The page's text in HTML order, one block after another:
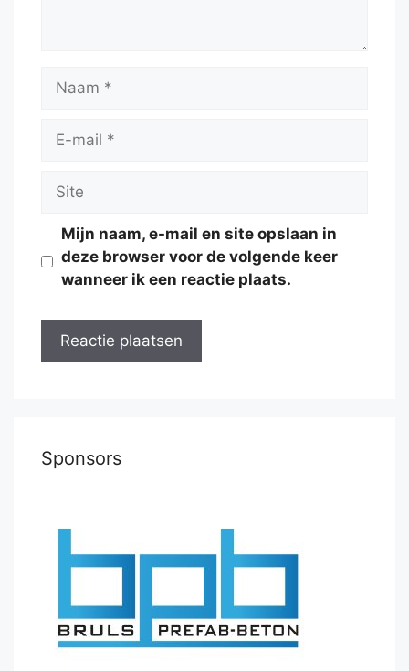
Naam
Site
Mijn naam, e-mail en site opslaan in
deze browser voor de volgende keer
wanneer ik een reactie plaats.
Sponsors